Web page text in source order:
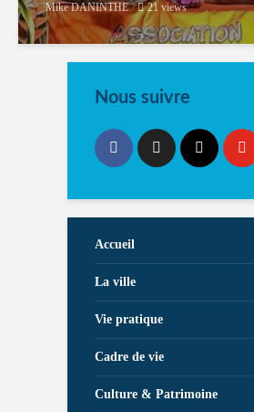
Mike DANINTHE 21 views
Nous suivre
Accueil
La ville
Vie pratique
Cadre de vie
Culture & Patrimoine